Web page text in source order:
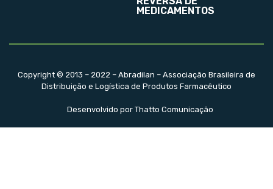
MEDICAMENTOS
Copyright © 2013 – 2022 – Abradilan – Associação Brasileira de
Distribuição e Logística de Produtos Farmacêutico
Desenvolvido por Thatto Comunicação